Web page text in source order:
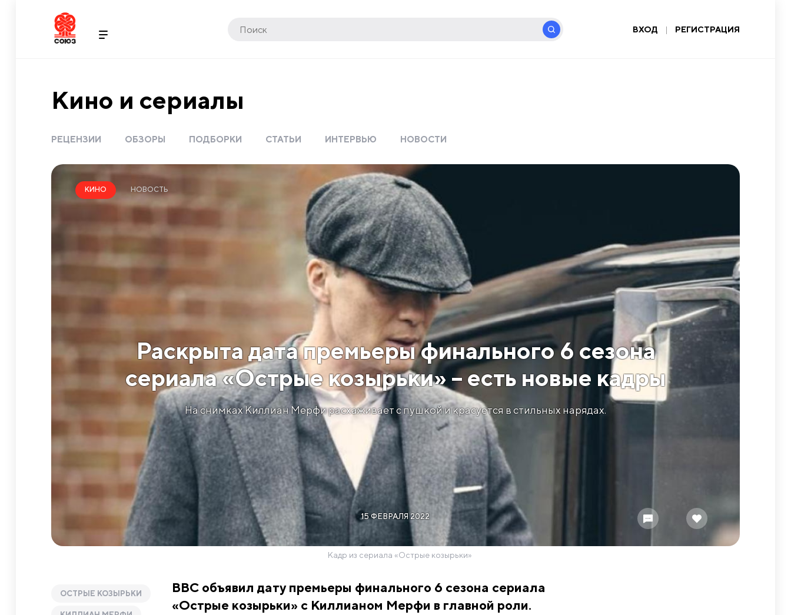
ВХОД | РЕГИСТРАЦИЯ
Кино и сериалы
РЕЦЕНЗИИ ОБЗОРЫ ПОДБОРКИ СТАТЬИ ИНТЕРВЬЮ НОВОСТИ
Раскрыта дата премьеры финального 6 сезона
сериала «Острые козырьки» – есть новые кадры
На снимках Киллиан Мерфи расхаживает с пушкой и красуется в стильных нарядах.
КИНО НОВОСТЬ
15 ФЕВРАЛЯ 2022
Кадр из сериала «Острые козырьки»
ОСТРЫЕ КОЗЫРЬКИ
BBC объявил дату премьеры финального 6 сезона сериала
«Острые козырьки» с Киллианом Мерфи в главной роли.